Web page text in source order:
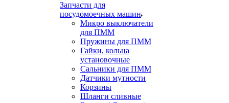
Запчасти для
посудомоечных машин
Микро выключатели
для ПММ
Пружины для ПММ
Гайки, кольца
установочные
Сальники для ПММ
Датчики мутности
Корзины
Шланги сливные